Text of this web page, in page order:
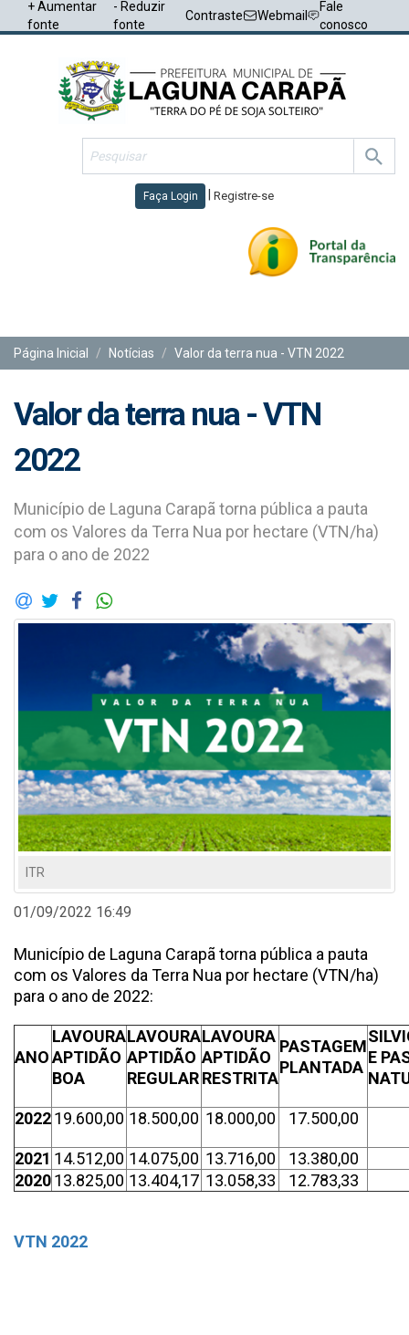
+ Aumentar
fonte
- Reduzir
fonte
Contraste Webmail
Fale
conosco
Faça Login Registre-se
Página Inicial
Notícias Valor da terra nua - VTN 2022
Valor da terra nua - VTN
2022
Município de Laguna Carapã torna pública a pauta
com os Valores da Terra Nua por hectare (VTN/ha)
para o ano de 2022
ITR
01/09/2022 16:49
Município de Laguna Carapã torna pública a pauta
com os Valores da Terra Nua por hectare (VTN/ha)
para o ano de 2022:
ANO
LAVOURA
APTIDÃO
BOA
LAVOURA
APTIDÃO
REGULAR
LAVOURA
APTIDÃO
RESTRITA
PASTAGEM
PLANTADA
E
202219.600,00 18.500,00 18.000,00 17.500,00
2021 14.512,00 14.075,00 13.716,00
13.380,00
202013.825,00 13.404,17 13.058,33 12.783,33
VTN 2022